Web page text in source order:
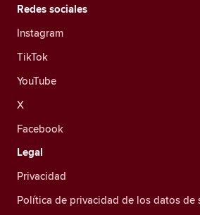
Redes sociales
Instagram
TikTok
YouTube
X
Facebook
Legal
Privacidad
Política de privacidad de los datos de